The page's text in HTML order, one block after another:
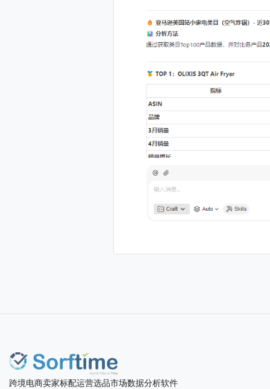
跨境电商卖家标配运营选品市场数据分析软件